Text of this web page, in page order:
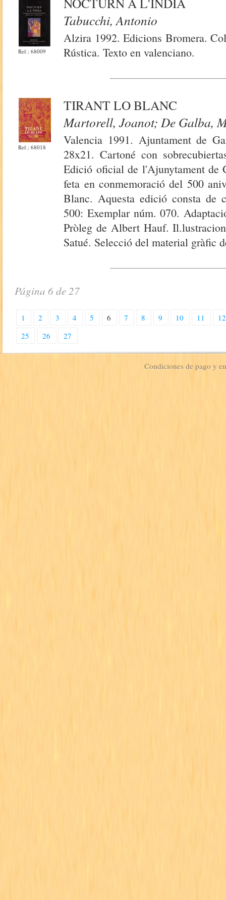
Ref.: 68009
Tabucchi, Antonio
Alzira 1992. Edicions Bromera.
Rústica. Texto en valenciano.
Ref.: 68018
TIRANT LO BLANC
Martorell, Joanot; De Galba,
Valencia 1991. Ajuntament de
28x21. Cartoné con
Edició oficial de l'Ajunytament de
feta en conmemoració del 500
Blanc. Aquesta edició consta de
500: Exemplar núm. 070.
Pròleg de Albert Hauf.
Satué. Selecció del material gràfic
Página 6 de 27
1 2 3 4 5 6 7 8 9 10 11
12
25
26 27
Condiciones de pago y